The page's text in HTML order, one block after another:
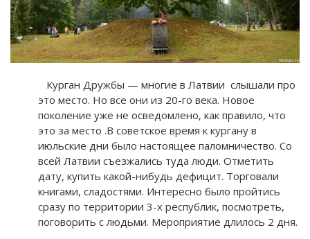
Курган Дружбы — многие в Латвии слышали про
это место. Но все они из 20-го века. Новое
поколение уже не осведомлено, как правило, что
это за место .В советское время к кургану в
июльские дни было настоящее паломничество. Со
всей Латвии съезжались туда люди. Отметить
дату, купить какой-нибудь дефицит. Торговали
книгами, сладостями. Интересно было пройтись
сразу по территории 3-х республик, посмотреть,
поговорить с людьми. Мероприятие длилось 2 дня.